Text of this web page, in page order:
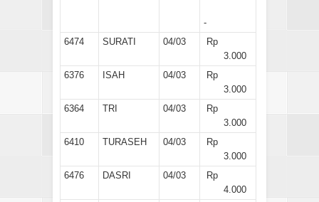
-
6474
SURATI 04/03
Rp
3.000
6376
ISAH 04/03
Rp
3.000
6364
TRI 04/03
Rp
3.000
6410
TURASEH 04/03
Rp
3.000
6476
DASRI 04/03
Rp
4.000